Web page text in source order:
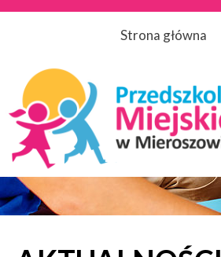
Strona główna